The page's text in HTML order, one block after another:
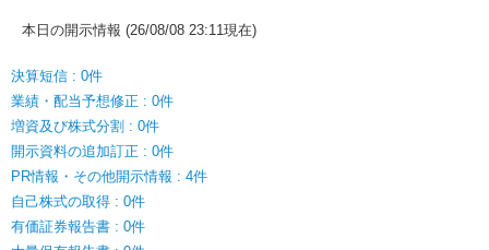
本日の開示情報 (26/08/08 23:11現在)
決算短信 : 0件
業績・配当予想修正 : 0件
増資及び株式分割 : 0件
開示資料の追加訂正 : 0件
PR情報・その他開示情報 : 4件
自己株式の取得 : 0件
有価証券報告書 : 0件